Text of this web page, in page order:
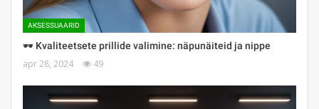
AKSESSUAARID
🕶 Kvaliteetsete prillide valimine: näpunäiteid ja nippe
apr 28, 2024 49